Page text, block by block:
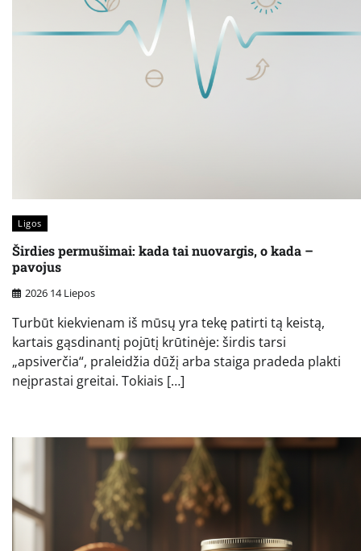
Ligos
Širdies permušimai: kada tai nuovargis, o kada –
pavojus
2026 14 Liepos
Turbūt kiekvienam iš mūsų yra tekę patirti tą keistą,
kartais gąsdinantį pojūtį krūtinėje: širdis tarsi
„apsiverčia“, praleidžia dūžį arba staiga pradeda plakti
neįprastai greitai. Tokiais […]